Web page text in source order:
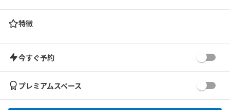
特徴
今すぐ予約
プレミアムスペース